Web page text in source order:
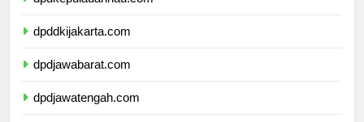
dpddkijakarta.com
dpdjawabarat.com
dpdjawatengah.com